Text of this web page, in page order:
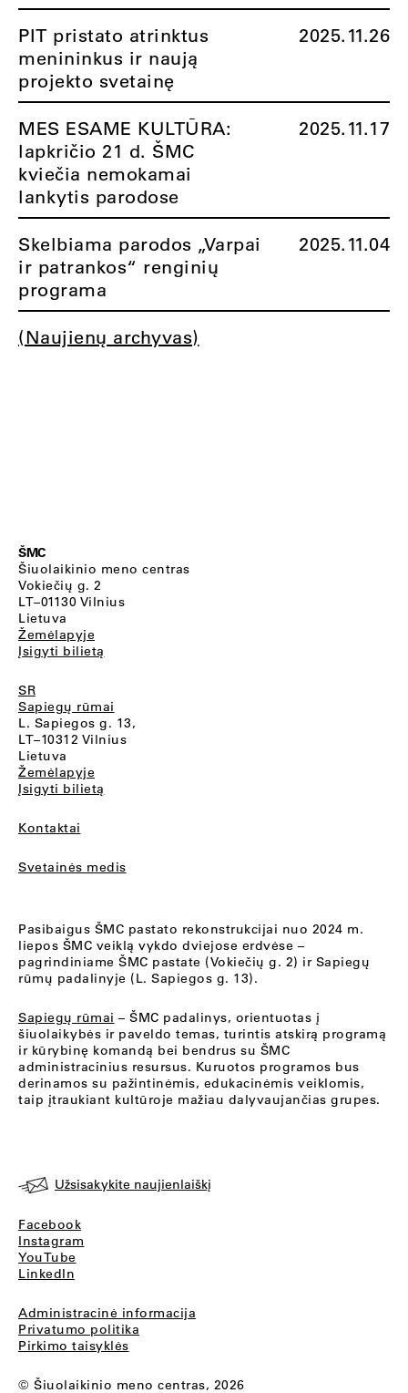
PIT pristato atrinktus
menininkus ir naują
projekto svetainę
2025.11.26
MES ESAME KULTŪRA:
lapkričio 21 d. ŠMC
kviečia nemokamai
lankytis parodose
2025.11.17
Skelbiama parodos „Varpai
ir patrankos“ renginių
programa
2025.11.04
(Naujienų archyvas)
ŠMC
Šiuolaikinio meno centras
Vokiečių g. 2
LT–01130 Vilnius
Lietuva
Žemėlapyje
Įsigyti bilietą
SR
Sapiegų rūmai
L. Sapiegos g. 13,
LT–10312 Vilnius
Lietuva
Žemėlapyje
Įsigyti bilietą
Kontaktai
Svetainės medis
Pasibaigus ŠMC pastato rekonstrukcijai nuo 2024 m.
liepos ŠMC veiklą vykdo dviejose erdvėse –
pagrindiniame ŠMC pastate (Vokiečių g. 2) ir Sapiegų
rūmų padalinyje (L. Sapiegos g. 13).
Sapiegų rūmai – ŠMC padalinys, orientuotas į
šiuolaikybės ir paveldo temas, turintis atskirą programą
ir kūrybinę komandą bei bendrus su ŠMC
administracinius resursus. Kuruotos programos bus
derinamos su pažintinėmis, edukacinėmis veiklomis,
taip įtraukiant kultūroje mažiau dalyvaujančias grupes.
Užsisakykite naujienlaiškį
Facebook
Instagram
YouTube
LinkedIn
Administracinė informacija
Privatumo politika
Pirkimo taisyklės
© Šiuolaikinio meno centras, 2026